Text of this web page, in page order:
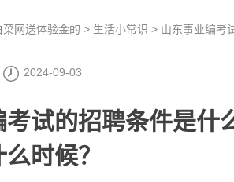
网送体验金的 > 生活小常识 > 山东事业编考
2024-09-03
考试的招聘条件是什
时候？